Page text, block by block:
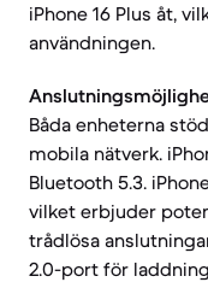
iPhone 16 Plus åt,
användningen.
Båda enheterna
mobila nätverk.
Bluetooth 5.3.
vilket erbjuder
trådlösa
2.0-port för